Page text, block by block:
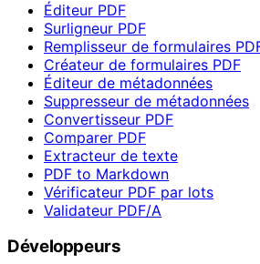
Éditeur PDF
Surligneur PDF
Remplisseur de formulaires
Créateur de formulaires PDF
Éditeur de métadonnées
Suppresseur de métadonnées
Convertisseur PDF
Comparer PDF
Extracteur de texte
PDF to Markdown
Vérificateur PDF par lots
Validateur PDF/A
Développeurs